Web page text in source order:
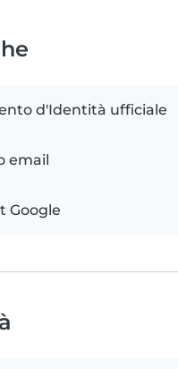
d'Identità ufficiale
email
Google